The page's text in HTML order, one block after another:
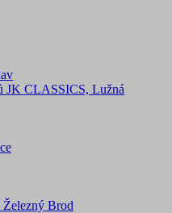
JK CLASSICS, Lužná
Brod